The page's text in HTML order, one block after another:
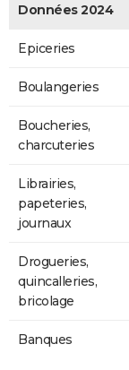
Données 2024
Epiceries
Boulangeries
Boucheries,
charcuteries
Librairies,
papeteries,
journaux
Drogueries,
quincalleries,
bricolage
Banques